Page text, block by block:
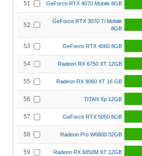
51 GeForce RTX 4070 Mobile 8GB
52
GeForce RTX 3070 Ti Mobile
8GB
53 GeForce RTX 4060 8GB
54 Radeon RX 6750 XT 12GB
55 Radeon RX 9060 XT 16 GB
56 TITAN Xp 12GB
57 GeForce RTX 5050 8GB
58 Radeon Pro W6800 32GB
59 Radeon RX 6850M XT 12GB